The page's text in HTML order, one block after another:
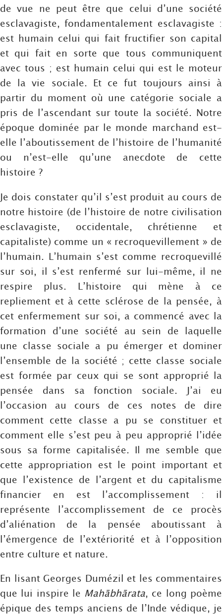
de vue ne peut être que celui d’une société
esclavagiste, fondamentalement esclavagiste :
est humain celui qui fait fructifier son capital
et qui fait en sorte que tous communiquent
avec tous ; est humain celui qui est le moteur
de la vie sociale. Et ce fut toujours ainsi à
partir du moment où une catégorie sociale a
pris de l’ascendant sur toute la société. Notre
époque dominée par le monde marchand est-
elle l’aboutissement de l’histoire de l’humanité
ou n’est-elle qu’une anecdote de cette
histoire ?
Je dois constater qu’il s’est produit au cours de
notre histoire (de l’histoire de notre civilisation
esclavagiste, occidentale, chrétienne et
capitaliste) comme un « recroquevillement » de
l’humain. L’humain s’est comme recroquevillé
sur soi, il s’est renfermé sur lui-même, il ne
respire plus. L’histoire qui mène à ce
repliement et à cette sclérose de la pensée, à
cet enfermement sur soi, a commencé avec la
formation d’une société au sein de laquelle
une classe sociale a pu émerger et dominer
l’ensemble de la société ; cette classe sociale
est formée par ceux qui se sont approprié la
pensée dans sa fonction sociale. J’ai eu
l’occasion au cours de ces notes de dire
comment cette classe a pu se constituer et
comment elle s’est peu à peu approprié l’idée
sous sa forme capitalisée. Il me semble que
cette appropriation est le point important et
que l’existence de l’argent et du capitalisme
financier en est l’accomplissement : il
représente l’accomplissement de ce procès
d’aliénation de la pensée aboutissant à
l’émergence de l’extériorité et à l’opposition
entre culture et nature.
En lisant Georges Dumézil et les commentaires
que lui inspire le Mahābhārata, ce long poème
épique des temps anciens de l’Inde védique, je